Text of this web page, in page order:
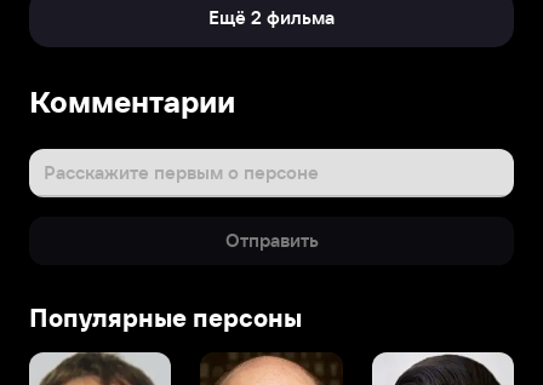
Ещё 2 фильма
Комментарии
Расскажите первым о персоне
Отправить
Популярные персоны